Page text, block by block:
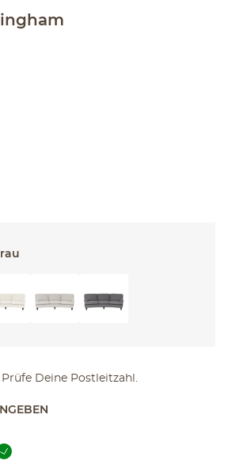
Deine Postleitzahl.